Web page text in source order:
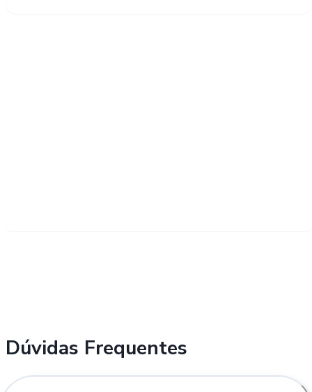
Dúvidas Frequentes